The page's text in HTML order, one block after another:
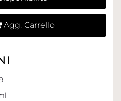
Agg. Carrello